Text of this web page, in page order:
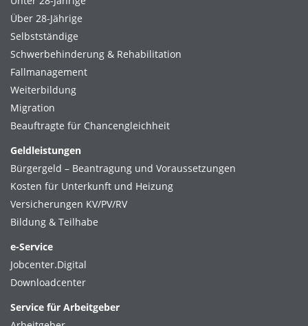
Über 28-Jährige
Selbstständige
Schwerbehinderung & Rehabilitation
Fallmanagement
Weiterbildung
Migration
Beauftragte für Chancengleichheit
Geldleistungen
Bürgergeld – Beantragung und Voraussetzungen
Kosten für Unterkunft und Heizung
Versicherungen KV/PV/RV
Bildung & Teilhabe
e-Service
Jobcenter.Digital
Downloadcenter
Service für Arbeitgeber